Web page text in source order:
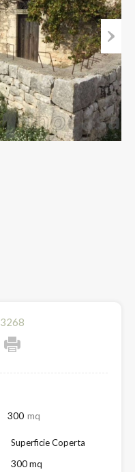
Next
3268
300 mq
Superficie Coperta
300 mq